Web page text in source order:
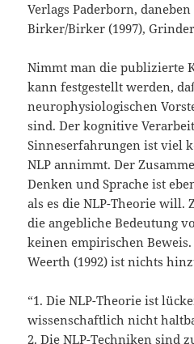
Verlags Paderborn,
Birker/Birker (1997), Grinder
Nimmt man die publizierte
kann festgestellt werden,
neurophysiologischen
sind. Der kognitive
Sinneserfahrungen ist viel
NLP annimmt. Der
Denken und Sprache ist
als es die NLP-Theorie will.
die angebliche Bedeutung
keinen empirischen
Weerth (1992) ist nichts
“1. Die NLP-Theorie ist
wissenschaftlich nicht
2. Die NLP-Techniken sind